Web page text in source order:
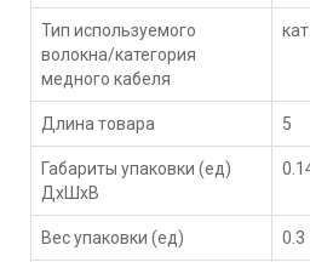
Тип используемого
волокна/категория
медного кабеля
Длина товара 5
Габариты упаковки (ед)
ДхШхВ
Вес упаковки (ед) 0.3